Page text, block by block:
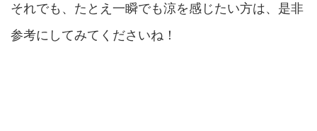
それでも、たとえ一瞬でも涼を感じたい方は、是非
参考にしてみてくださいね！